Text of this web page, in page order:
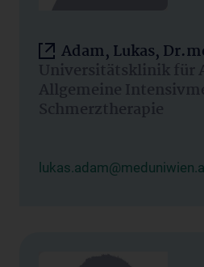
Adam, Lukas,
Universitätsklinik für
Allgemeine
Schmerztherapie